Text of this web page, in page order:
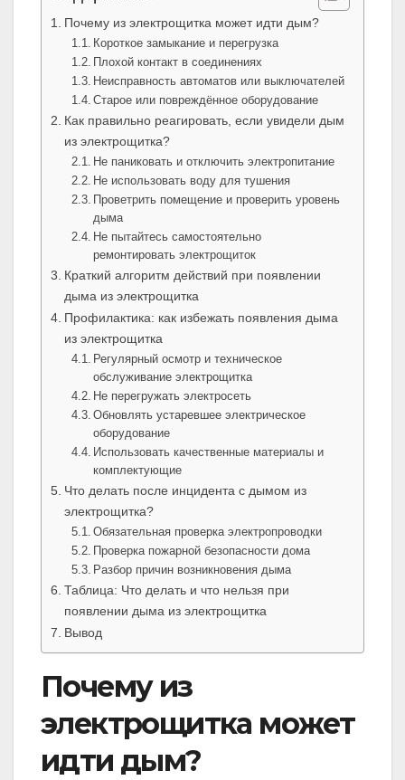
Почему из электрощитка может идти дым?
Короткое замыкание и перегрузка
Плохой контакт в соединениях
Неисправность автоматов или выключателей
Старое или повреждённое оборудование
Как правильно реагировать, если увидели дым
из электрощитка?
Не паниковать и отключить электропитание
Не использовать воду для тушения
Проветрить помещение и проверить уровень
дыма
Не пытайтесь самостоятельно
ремонтировать электрощиток
Краткий алгоритм действий при появлении
дыма из электрощитка
Профилактика: как избежать появления дыма
из электрощитка
Регулярный осмотр и техническое
обслуживание электрощитка
Не перегружать электросеть
Обновлять устаревшее электрическое
оборудование
Использовать качественные материалы и
комплектующие
Что делать после инцидента с дымом из
электрощитка?
Обязательная проверка электропроводки
Проверка пожарной безопасности дома
Разбор причин возникновения дыма
Таблица: Что делать и что нельзя при
появлении дыма из электрощитка
Вывод
Почему из
электрощитка может
идти дым?